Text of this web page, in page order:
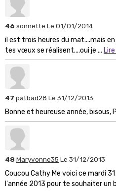
46 sonnette Le 01/01/2014
il est trois heures du mat....mais
tes vœux se réalisent....oui je ...
47 patbad28 Le 31/12/2013
Bonne et heureuse année, bisous,
48 Maryvonne35 Le 31/12/2013
Coucou Cathy Me voici ce mardi
l'année 2013 pour te souhaiter un